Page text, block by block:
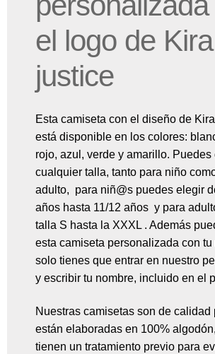
el logo de
justice
Esta camiseta con el diseño de
está disponible en los colores:
rojo, azul, verde y amarillo. Puedes
cualquier talla, tanto para niño
adulto, para niñ@s puedes elegir
años hasta 11/12 años y para
talla S hasta la XXXL . Además
esta camiseta personalizada con tu
solo tienes que entrar en nuestro
y escribir tu nombre, incluido en el
Nuestras camisetas son de calidad
están elaboradas en 100%
tienen un tratamiento previo para